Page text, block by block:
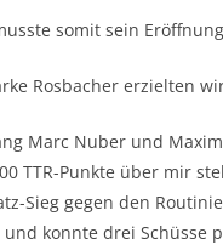
somit sein
Rosbacher erzielten
Marc Nuber und
TTR-Punkte über mir
Sieg gegen den
und konnte drei Schüsse